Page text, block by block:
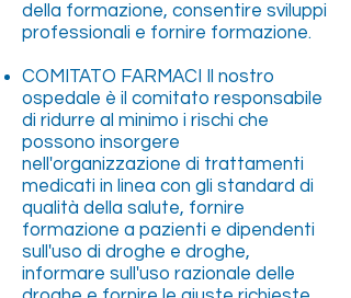
della formazione, consentire sviluppi
professionali e fornire formazione.
COMITATO FARMACI Il nostro
ospedale è il comitato responsabile
di ridurre al minimo i rischi che
possono insorgere
nell'organizzazione di trattamenti
medicati in linea con gli standard di
qualità della salute, fornire
formazione a pazienti e dipendenti
sull'uso di droghe e droghe,
informare sull'uso razionale delle